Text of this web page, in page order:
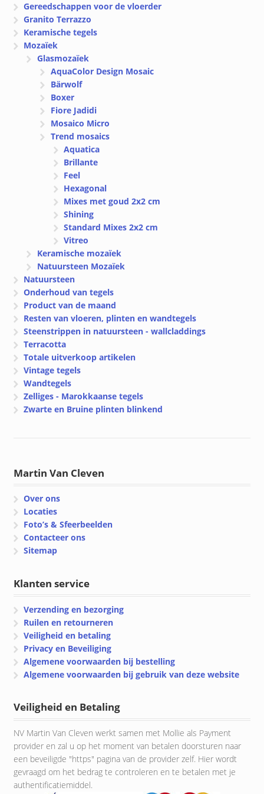
Gereedschappen voor de vloerder
Granito Terrazzo
Keramische tegels
Mozaïek
Glasmozaïek
AquaColor Design Mosaic
Bärwolf
Boxer
Fiore Jadidi
Mosaico Micro
Trend mosaics
Aquatica
Brillante
Feel
Hexagonal
Mixes met goud 2x2 cm
Shining
Standard Mixes 2x2 cm
Vitreo
Keramische mozaïek
Natuursteen Mozaïek
Natuursteen
Onderhoud van tegels
Product van de maand
Resten van vloeren, plinten en wandtegels
Steenstrippen in natuursteen - wallcladdings
Terracotta
Totale uitverkoop artikelen
Vintage tegels
Wandtegels
Zelliges - Marokkaanse tegels
Zwarte en Bruine plinten blinkend
Martin Van Cleven
Over ons
Locaties
Foto’s & Sfeerbeelden
Contacteer ons
Sitemap
Klanten service
Verzending en bezorging
Ruilen en retourneren
Veiligheid en betaling
Privacy en Beveiliging
Algemene voorwaarden bij bestelling
Algemene voorwaarden bij gebruik van deze website
Veiligheid en Betaling
NV Martin Van Cleven werkt samen met Mollie als Payment
provider en zal u op het moment van betalen doorsturen naar
een beveiligde "https" pagina van de provider zelf. Hier wordt
gevraagd om het bedrag te controleren en te betalen met je
authentificatiemiddel.